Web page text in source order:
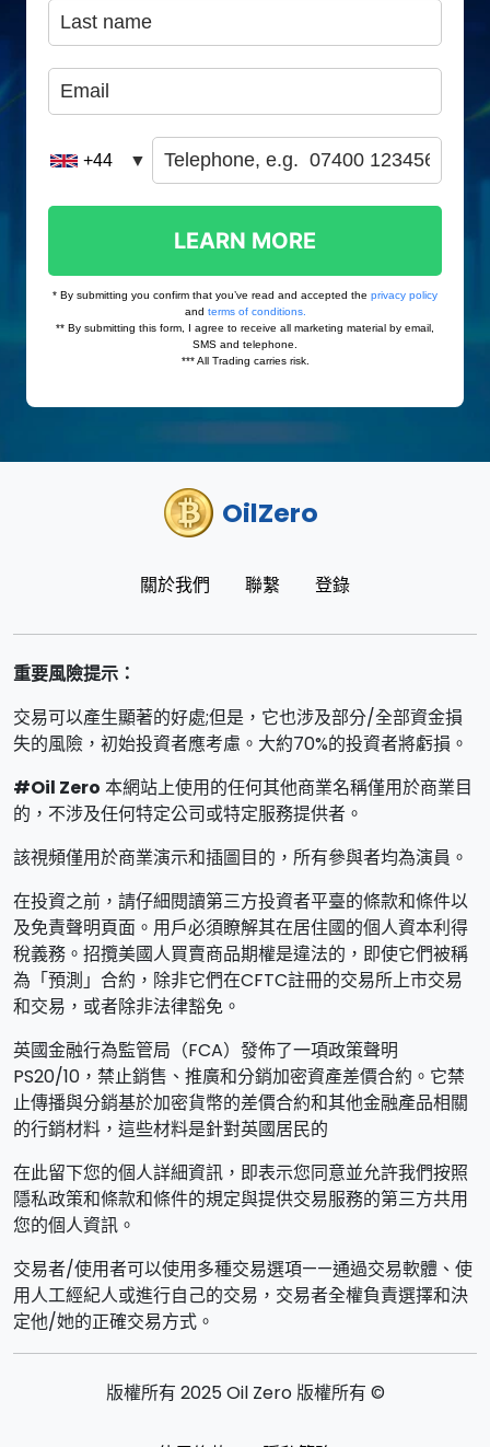
OilZero
關於我們 聯繫 登錄
重要風險提示：
交易可以產生顯著的好處;但是，它也涉及部分/全部資金損
失的風險，初始投資者應考慮。大約70%的投資者將虧損。
#Oil Zero 本網站上使用的任何其他商業名稱僅用於商業目
的，不涉及任何特定公司或特定服務提供者。
該視頻僅用於商業演示和插圖目的，所有參與者均為演員。
在投資之前，請仔細閱讀第三方投資者平臺的條款和條件以
及免責聲明頁面。用戶必須瞭解其在居住國的個人資本利得
稅義務。招攬美國人買賣商品期權是違法的，即使它們被稱
為「預測」合約，除非它們在CFTC註冊的交易所上市交易
和交易，或者除非法律豁免。
英國金融行為監管局（FCA）發佈了一項政策聲明
PS20/10，禁止銷售、推廣和分銷加密資產差價合約。它禁
止傳播與分銷基於加密貨幣的差價合約和其他金融產品相關
的行銷材料，這些材料是針對英國居民的
在此留下您的個人詳細資訊，即表示您同意並允許我們按照
隱私政策和條款和條件的規定與提供交易服務的第三方共用
您的個人資訊。
交易者/使用者可以使用多種交易選項——通過交易軟體、使
用人工經紀人或進行自己的交易，交易者全權負責選擇和決
定他/她的正確交易方式。
版權所有 2025 Oil Zero 版權所有 ©